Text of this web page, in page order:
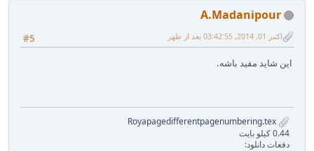
A.Madanipour
#5 اکتبر 01, 2014, 03:42:55 بعد از ظهر
این شاید مفید باشه.
0.44 کیلو بایت
دفعات دانلود: